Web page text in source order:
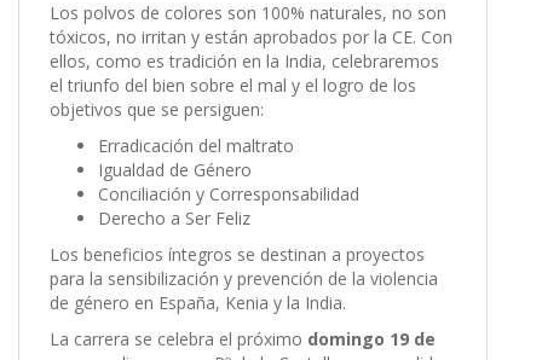
Los polvos de colores son 100% naturales, no son
tóxicos, no irritan y están aprobados por la CE. Con
ellos, como es tradición en la India, celebraremos
el triunfo del bien sobre el mal y el logro de los
objetivos que se persiguen:
Erradicación del maltrato
Igualdad de Género
Conciliación y Corresponsabilidad
Derecho a Ser Feliz
Los beneficios íntegros se destinan a proyectos
para la sensibilización y prevención de la violencia
de género en España, Kenia y la India.
La carrera se celebra el próximo domingo 19 de